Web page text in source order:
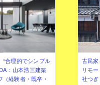
“合理的でシンプル
：山本浩三建築
経験者・既卒・
古民
リモ
社つ